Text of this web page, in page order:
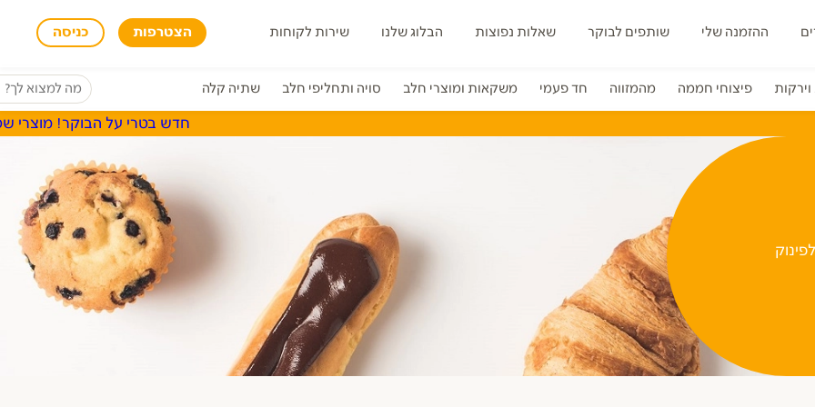
חדש בטרי על הבוקר! מוצרי
ההזמנה שלי שותפים לבוקר שאלות נפוצות הבלוג שלנו שירות לקוחות הצטרפות כניסה
פיצוחי חממה מהמזווה חד פעמי משקאות ומוצרי חלב סויה ותחליפי חלב שתיה קלה